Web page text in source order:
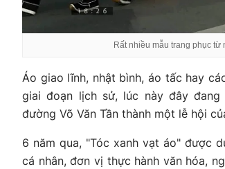
Rất nhiều mẫu trang phục
Áo giao lĩnh, nhật bình, áo tấc hay
giai đoạn lịch sử, lúc này đây
đường Võ Văn Tần thành một lễ hội
6 năm qua, "Tóc xanh vạt áo" được
cá nhân, đơn vị thực hành văn hóa,